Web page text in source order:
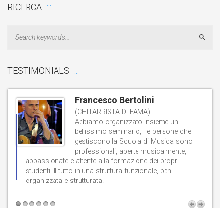
RICERCA
TESTIMONIALS
Francesco Bertolini
(CHITARRISTA DI FAMA)
Abbiamo organizzato insieme un
bellissimo seminario, le persone che
gestiscono la Scuola di Musica sono
professionali, aperte musicalmente,
appassionate e attente alla formazione dei propri
studenti. Il tutto in una struttura funzionale, ben
organizzata e strutturata.